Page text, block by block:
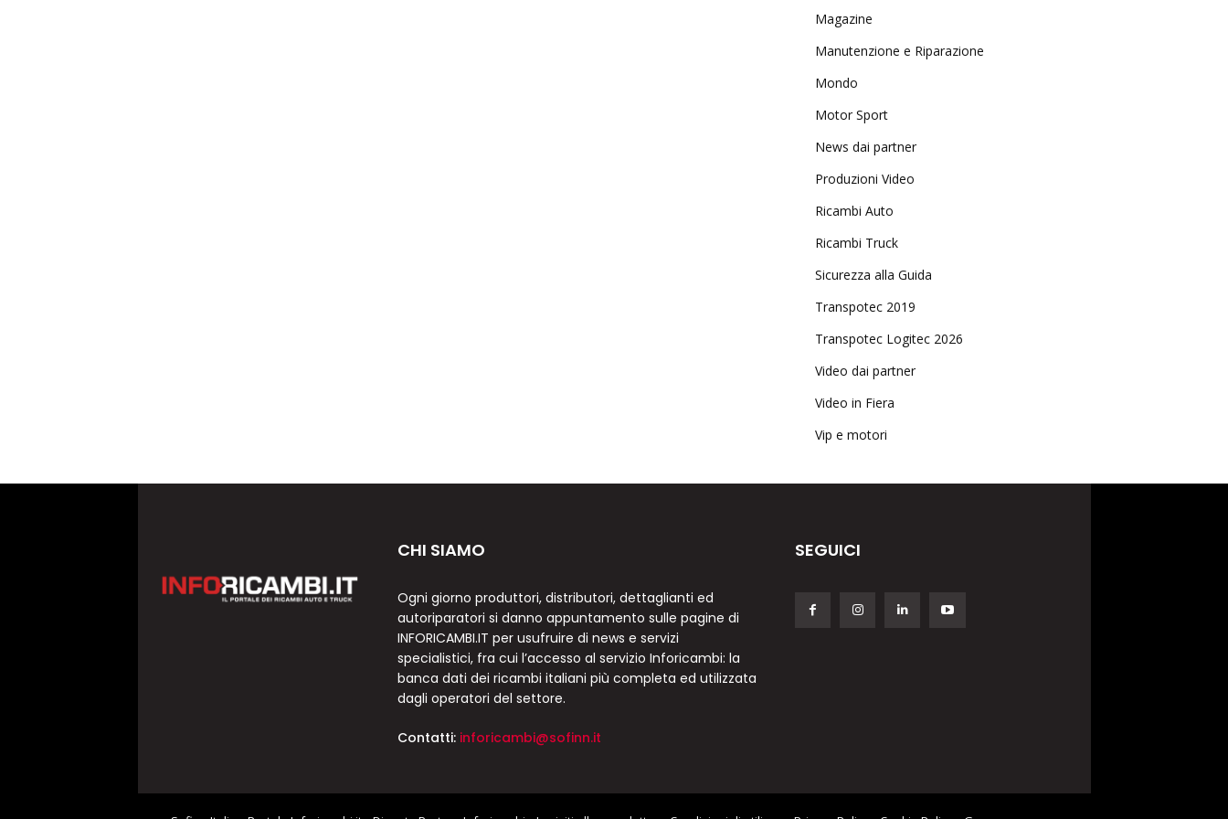
Magazine
Manutenzione e Riparazione
Mondo
Motor Sport
News dai partner
Produzioni Video
Ricambi Auto
Ricambi Truck
Sicurezza alla Guida
Transpotec 2019
Transpotec Logitec 2026
Video dai partner
Video in Fiera
Vip e motori
CHI SIAMO
Ogni giorno produttori, distributori, dettaglianti ed
autoriparatori si danno appuntamento sulle pagine di
INFORICAMBI.IT per usufruire di news e servizi
specialistici, fra cui l’accesso al servizio Inforicambi: la
banca dati dei ricambi italiani più completa ed utilizzata
dagli operatori del settore.
Contatti: inforicambi@sofinn.it
SEGUICI